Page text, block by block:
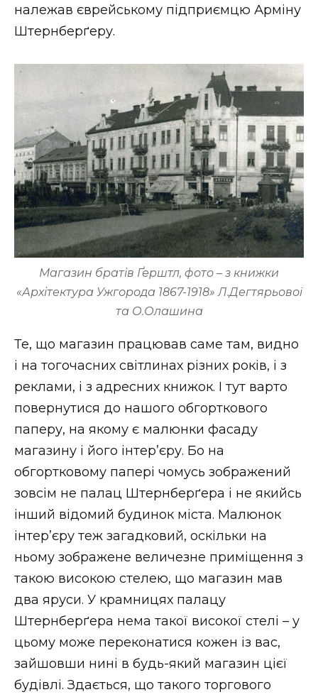
належав єврейському підприємцю Арміну
Штернберґеру.
Магазин братів Ґерштл, фото – з книжки
«Архітектура Ужгорода 1867-1918» Л.Дегтярьової
та О.Олашина
Те, що магазин працював саме там, видно
і на тогочасних світлинах різних років, і з
реклами, і з адресних книжок. І тут варто
повернутися до нашого обгорткового
паперу, на якому є малюнки фасаду
магазину і його інтер’єру. Бо на
обгортковому папері чомусь зображений
зовсім не палац Штернберґера і не якийсь
інший відомий будинок міста. Малюнок
інтер’єру теж загадковий, оскільки на
ньому зображене величезне приміщення з
такою високою стелею, що магазин мав
два яруси. У крамницях палацу
Штернберґера нема такої високої стелі – у
цьому може переконатися кожен із вас,
зайшовши нині в будь-який магазин цієї
будівлі. Здається, що такого торгового